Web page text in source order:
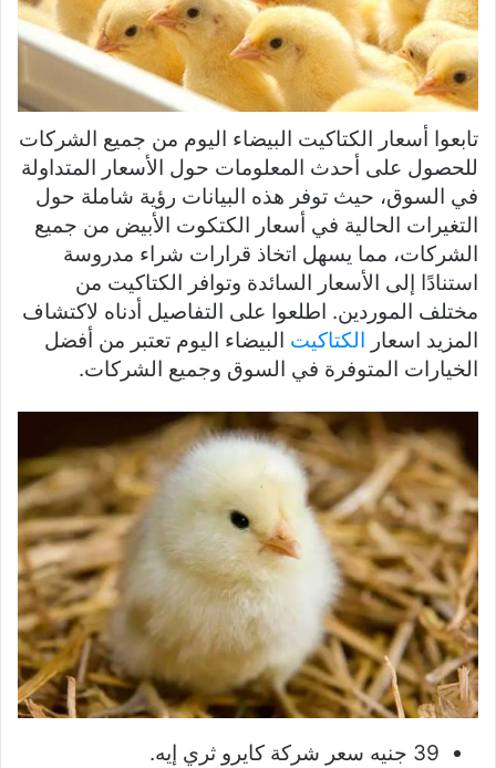
تابعوا أسعار الكتاكيت البيضاء اليوم من جميع الشركات
للحصول على أحدث المعلومات حول الأسعار المتداولة
في السوق، حيث توفر هذه البيانات رؤية شاملة حول
التغيرات الحالية في أسعار الكتكوت الأبيض من جميع
الشركات، مما يسهل اتخاذ قرارات شراء مدروسة
استنادًا إلى الأسعار السائدة وتوافر الكتاكيت من
مختلف الموردين. اطلعوا على التفاصيل أدناه لاكتشاف
المزيد اسعار الكتاكيت البيضاء اليوم تعتبر من أفضل
الخيارات المتوفرة في السوق وجميع الشركات.
39 جنيه سعر شركة كايرو ثري إيه.